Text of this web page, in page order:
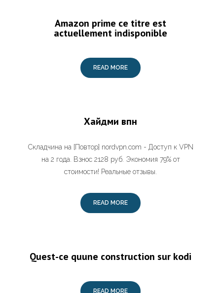
Amazon prime ce titre est
actuellement indisponible
READ MORE
Хайдми впн
Складчина на [Повтор] nordvpn.com - Доступ к VPN
на 2 года. Взнос 2128 руб. Экономия 79% от
стоимости! Реальные отзывы.
READ MORE
Quest-ce quune construction sur kodi
READ MORE